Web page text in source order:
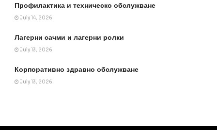
Профилактика и техническо обслужване
July 14, 2026
Лагерни сачми и лагерни ролки
July 13, 2026
Корпоративно здравно обслужване
July 13, 2026